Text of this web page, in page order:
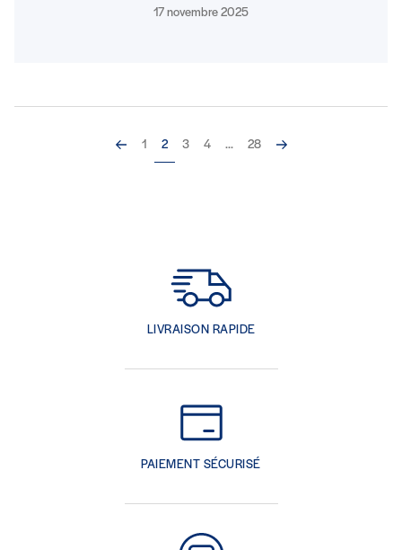
17 novembre 2025
Précédent
1 2 3 4 ... 28 Suivant
LIVRAISON RAPIDE
PAIEMENT SÉCURISÉ